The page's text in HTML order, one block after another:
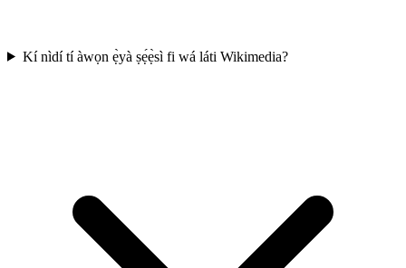
Kí nìdí tí àwọn ẹ̀yà ṣẹ́ẹ̀sì fi wá láti Wikimedia?